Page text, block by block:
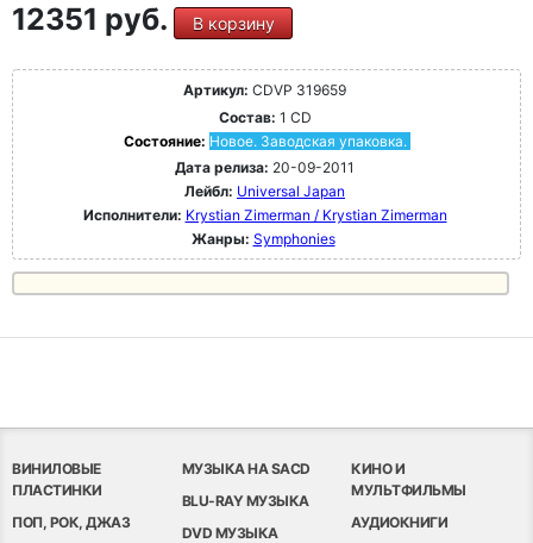
12351 руб. В корзину
Артикул: CDVP 319659
Состав: 1 CD
Состояние: Новое. Заводская упаковка.
Дата релиза: 20-09-2011
Лейбл: Universal Japan
Исполнители: Krystian Zimerman / Krystian Zimerman
Жанры: Symphonies
ВИНИЛОВЫЕ
ПЛАСТИНКИ
ПОП, РОК, ДЖАЗ
МУЗЫКА НА SACD
BLU-RAY МУЗЫКА
DVD МУЗЫКА
КИНО И
МУЛЬТФИЛЬМЫ
АУДИОКНИГИ